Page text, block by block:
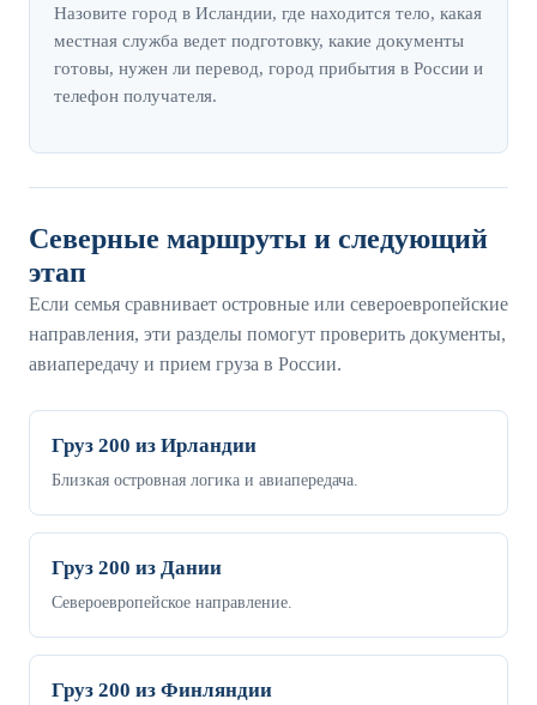
Назовите город в Исландии, где находится тело, какая
местная служба ведет подготовку, какие документы
готовы, нужен ли перевод, город прибытия в России и
телефон получателя.
Северные маршруты и следующий
этап
Если семья сравнивает островные или североевропейские
направления, эти разделы помогут проверить документы,
авиапередачу и прием груза в России.
Груз 200 из Ирландии
Близкая островная логика и авиапередача.
Груз 200 из Дании
Североевропейское направление.
Груз 200 из Финляндии